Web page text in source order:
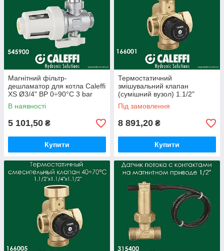
Магнітний фільтр-
дешламатор для котла Caleffi
XS Ø3/4" ВР 0÷90°C 3 bar
В наявності
5 101,50 ₴
Купити
Термостатичний
змішувальний клапан
(сумішний вузол) 1.1/2"
HPx1.1/4"HPx1.1/2" 25÷50°C
BP CALEFFI 166001
Під замовлення
8 891,20 ₴
Купити